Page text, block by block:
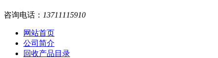
咨询电话： 13711115910
网站首页
公司简介
回收产品目录